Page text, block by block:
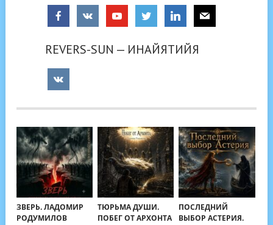
REVERS-SUN — ИНАЙЯТИЙЯ
ЗВЕРЬ. ЛАДОМИР
РОДУМИЛОВ
ТЮРЬМА ДУШИ.
ПОБЕГ ОТ АРХОНТА
ПОСЛЕДНИЙ
ВЫБОР АСТЕРИЯ.